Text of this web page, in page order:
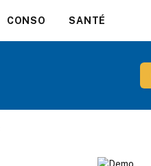
CONSO SANTÉ